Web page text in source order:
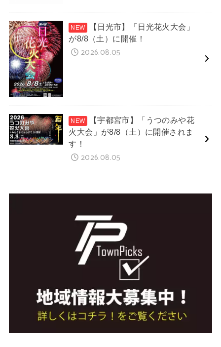
【日光市】「日光花火大会」
が8/8（土）に開催！
2026.08.05
【宇都宮市】「うつのみや花
火大会」が8/8（土）に開催されま
す！
2026.08.05